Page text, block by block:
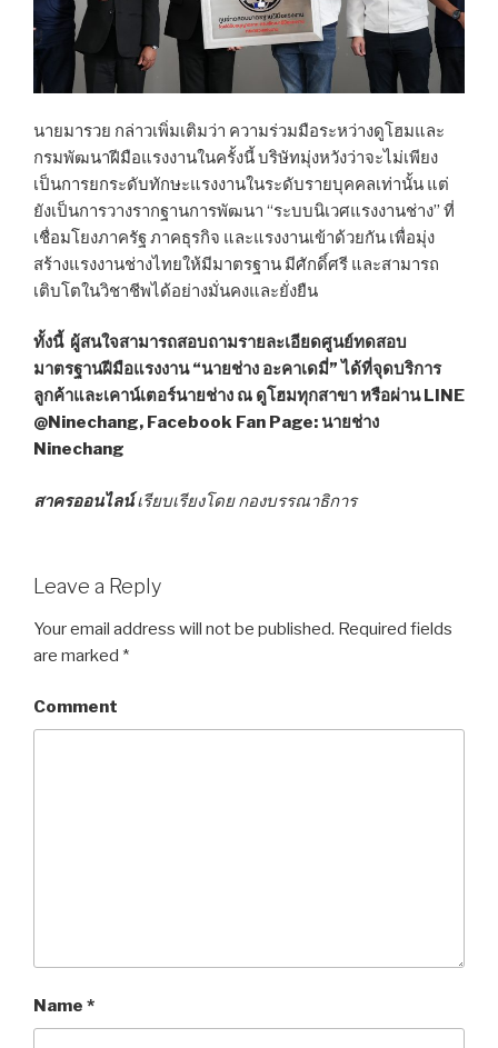
นายมารวย กล่าวเพิ่มเติมว่า ความร่วมมือระหว่างดูโฮมและ
กรมพัฒนาฝีมือแรงงานในครั้งนี้ บริษัทมุ่งหวังว่าจะไม่เพียง
เป็นการยกระดับทักษะแรงงานในระดับรายบุคคลเท่านั้น แต่
ยังเป็นการวางรากฐานการพัฒนา “ระบบนิเวศแรงงานช่าง” ที่
เชื่อมโยงภาครัฐ ภาคธุรกิจ และแรงงานเข้าด้วยกัน เพื่อมุ่ง
สร้างแรงงานช่างไทยให้มีมาตรฐาน มีศักดิ์ศรี และสามารถ
เติบโตในวิชาชีพได้อย่างมั่นคงและยั่งยืน
ทั้งนี้ ผู้สนใจสามารถสอบถามรายละเอียดศูนย์ทดสอบ
มาตรฐานฝีมือแรงงาน “นายช่าง อะคาเดมี่” ได้ที่จุดบริการ
ลูกค้าและเคาน์เตอร์นายช่าง ณ ดูโฮมทุกสาขา หรือผ่าน LINE
@Ninechang, Facebook Fan Page: นายช่าง
Ninechang
สาครออนไลน์เรียบเรียงโดย กองบรรณาธิการ
Leave a Reply
Your email address will not be published. Required fields
are marked *
Comment
Name *